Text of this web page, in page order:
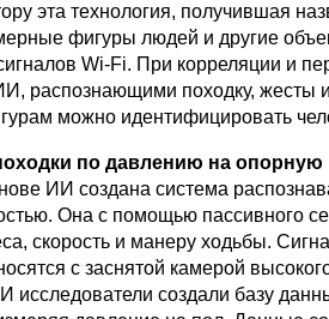
эта технология, получившая
фигуры людей и другие
Wi-Fi. При корреляции и
распознающими походку, жесты
можно идентифицировать
по давлению на опорную
ИИ создана система
Она с помощью пассивного
скорость и манеру ходьбы.
с заснятой камерой
исследователи создали базу